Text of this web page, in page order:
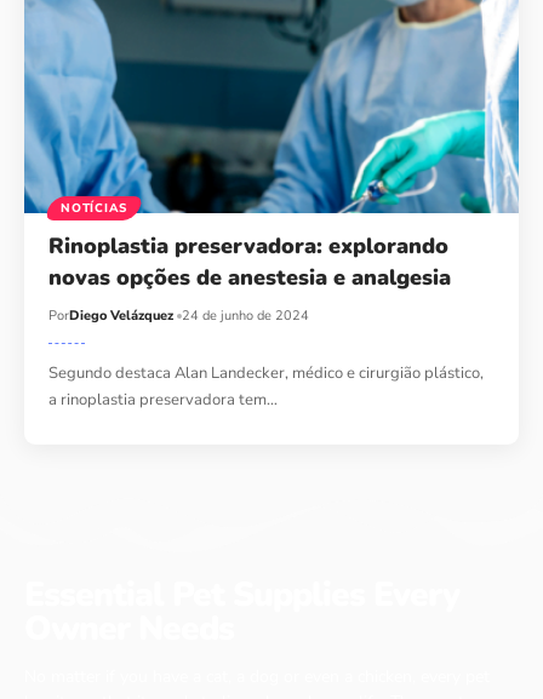
NOTÍCIAS
Rinoplastia preservadora: explorando
novas opções de anestesia e analgesia
PorDiego Velázquez 24 de junho de 2024
Segundo destaca Alan Landecker, médico e cirurgião plástico,
a rinoplastia preservadora tem…